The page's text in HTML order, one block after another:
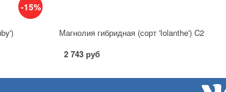
-15%
Магнолия гибридная (сорт 'Iolanthe') C2
2 743 руб